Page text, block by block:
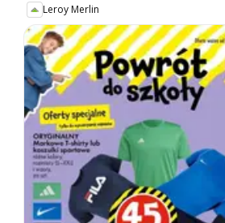
Leroy Merlin